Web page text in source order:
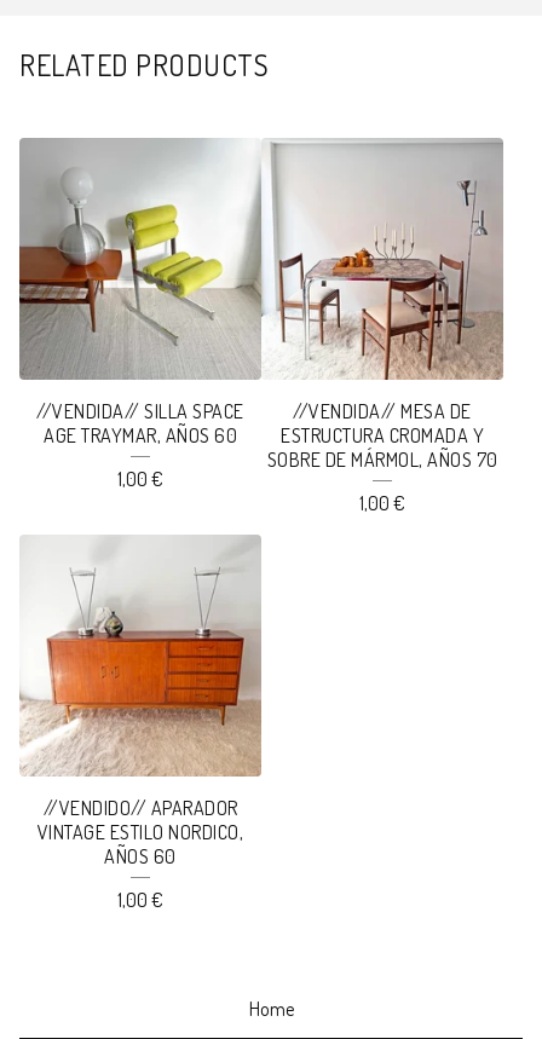
RELATED PRODUCTS
//VENDIDA// SILLA SPACE
AGE TRAYMAR, AÑOS 60
1,00 €
//VENDIDA// MESA DE
ESTRUCTURA CROMADA Y
SOBRE DE MÁRMOL, AÑOS 70
1,00 €
//VENDIDO// APARADOR
VINTAGE ESTILO NORDICO,
AÑOS 60
1,00 €
Home